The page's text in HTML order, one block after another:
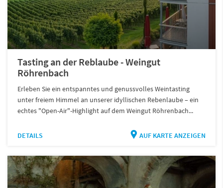
Tasting an der Reblaube - Weingut
Röhrenbach
Erleben Sie ein entspanntes und genussvolles Weintasting
unter freiem Himmel an unserer idyllischen Rebenlaube – ein
echtes "Open-Air"-Highlight auf dem Weingut Röhrenbach...
DETAILS AUF KARTE ANZEIGEN